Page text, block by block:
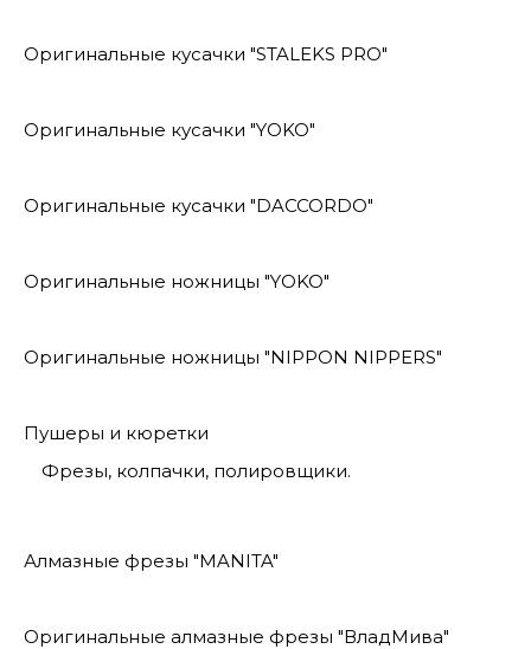
Оригинальные кусачки "STALEKS PRO"
Оригинальные кусачки "YOKO"
Оригинальные кусачки "DACCORDO"
Оригинальные ножницы "YOKO"
Оригинальные ножницы "NIPPON NIPPERS"
Пушеры и кюретки
Фрезы, колпачки, полировщики.
Алмазные фрезы "MANITA"
Оригинальные алмазные фрезы "ВладМива"